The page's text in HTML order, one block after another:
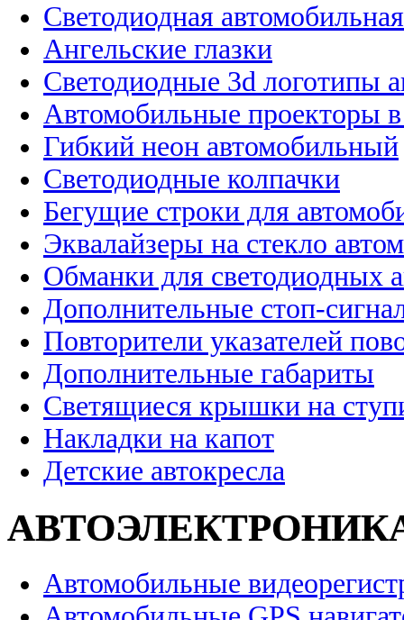
Светодиодная
Ангельские глазки
Светодиодные 3d логотипы
Автомобильные проекторы
Гибкий неон автомобильный
Светодиодные колпачки
Бегущие строки для
Эквалайзеры на стекло
Обманки для светодиодных
Дополнительные стоп-
Повторители указателей
Дополнительные габариты
Светящиеся крышки на
Накладки на капот
Детские автокресла
Автомобильные